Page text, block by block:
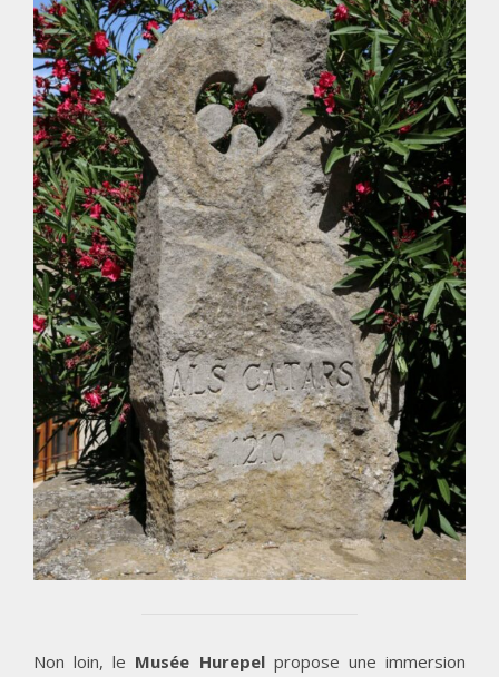
Non loin, le Musée Hurepelpropose une immersion